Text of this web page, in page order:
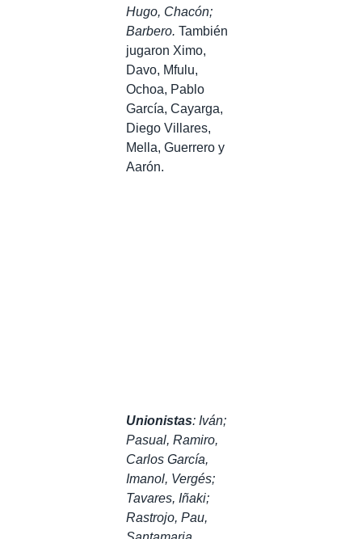
Hugo, Chacón;
Barbero. También
jugaron Ximo,
Davo, Mfulu,
Ochoa, Pablo
García, Cayarga,
Diego Villares,
Mella, Guerrero y
Aarón.
Unionistas: Iván;
Pasual, Ramiro,
Carlos García,
Imanol, Vergés;
Tavares, Iñaki;
Rastrojo, Pau,